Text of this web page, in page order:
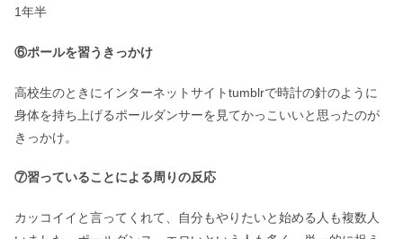
1年半
⑥ポールを習うきっかけ
高校生のときにインターネットサイトtumblrで時計の針のように
身体を持ち上げるポールダンサーを見てかっこいいと思ったのが
きっかけ。
⑦習っていることによる周りの反応
カッコイイと言ってくれて、自分もやりたいと始める人も複数人